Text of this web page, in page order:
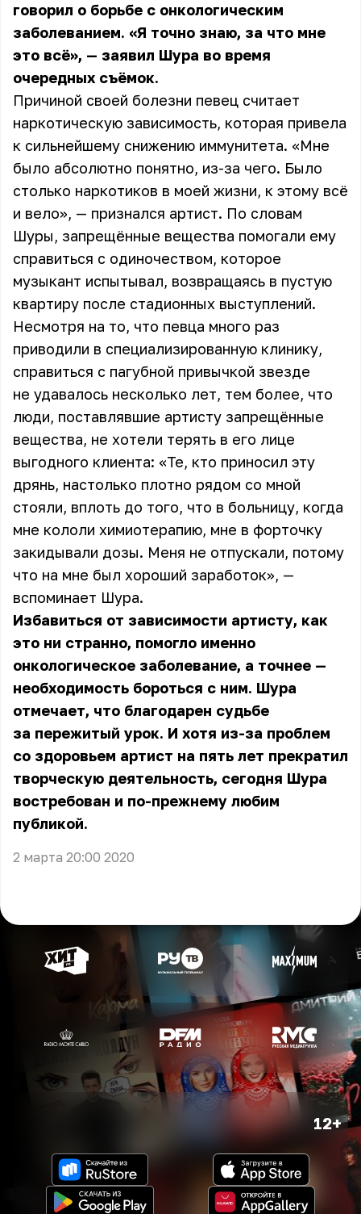
говорил о борьбе с онкологическим
заболеванием. «Я точно знаю, за что мне
это всё», — заявил Шура во время
очередных съёмок.
Причиной своей болезни певец считает
наркотическую зависимость, которая привела
к сильнейшему снижению иммунитета. «Мне
было абсолютно понятно, из-за чего. Было
столько наркотиков в моей жизни, к этому всё
и вело», — признался артист. По словам
Шуры, запрещённые вещества помогали ему
справиться с одиночеством, которое
музыкант испытывал, возвращаясь в пустую
квартиру после стадионных выступлений.
Несмотря на то, что певца много раз
приводили в специализированную клинику,
справиться с пагубной привычкой звезде
не удавалось несколько лет, тем более, что
люди, поставлявшие артисту запрещённые
вещества, не хотели терять в его лице
выгодного клиента: «Те, кто приносил эту
дрянь, настолько плотно рядом со мной
стояли, вплоть до того, что в больницу, когда
мне кололи химиотерапию, мне в форточку
закидывали дозы. Меня не отпускали, потому
что на мне был хороший заработок», —
вспоминает Шура.
Избавиться от зависимости артисту, как
это ни странно, помогло именно
онкологическое заболевание, а точнее —
необходимость бороться с ним. Шура
отмечает, что благодарен судьбе
за пережитый урок. И хотя из-за проблем
со здоровьем артист на пять лет прекратил
творческую деятельность, сегодня Шура
востребован и по-прежнему любим
публикой.
2 марта 20:00 2020
12+